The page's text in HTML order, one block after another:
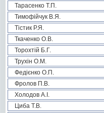
Тарасенко Т.П.
Тимофійчук В.Я.
Тістик Р.Я.
Ткаченко О.В.
Торохтій Б.Г.
Трухін О.М.
Федієнко О.П.
Фролов П.В.
Холодов А.І.
Циба Т.В.